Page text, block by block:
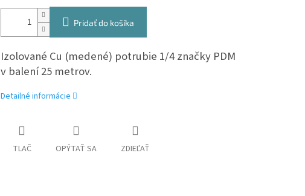
Pridať do košíka
Izolované Cu (medené) potrubie 1/4 značky PDM
v balení 25 metrov.
Detailné informácie
TLAČ OPÝTAŤ SA ZDIEĽAŤ